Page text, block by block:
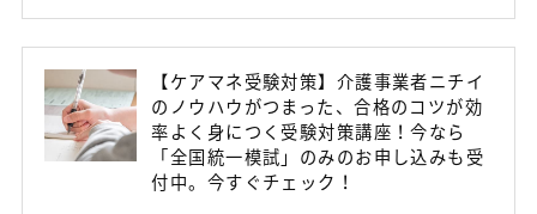
【ケアマネ受験対策】介護事業者ニチイ
のノウハウがつまった、合格のコツが効
率よく身につく受験対策講座！今なら
「全国統一模試」のみのお申し込みも受
付中。今すぐチェック！